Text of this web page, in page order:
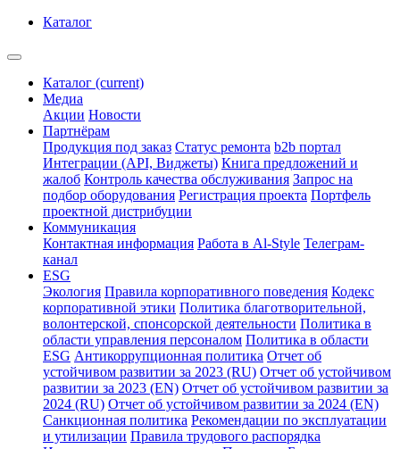
Каталог
Каталог (current)
Медиа
Акции Новости
Партнёрам
Продукция под заказ Статус ремонта b2b портал
Интеграции (API, Виджеты) Книга предложений и
жалоб Контроль качества обслуживания Запрос на
подбор оборудования Регистрация проекта Портфель
проектной дистрибуции
Коммуникация
Контактная информация Работа в Al-Style Телеграм-
канал
ESG
Экология Правила корпоративного поведения Кодекс
корпоративной этики Политика благотворительной,
волонтерской, спонсорской деятельности Политика в
области управления персоналом Политика в области
ESG Антикоррупционная политика Отчет об
устойчивом развитии за 2023 (RU) Отчет об устойчивом
развитии за 2023 (EN) Отчет об устойчивом развитии за
2024 (RU) Отчет об устойчивом развитии за 2024 (EN)
Санкционная политика Рекомендации по эксплуатации
и утилизации Правила трудового распорядка